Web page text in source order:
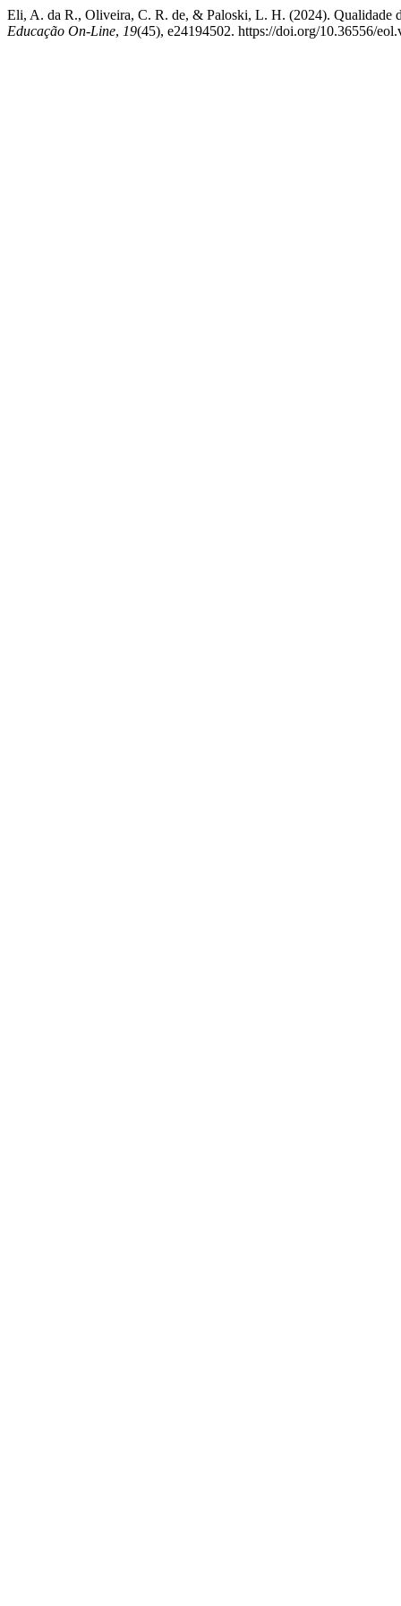
Eli, A. da R., Oliveira, C. R. de, & Paloski, L. H. (2024). Qualidade
Educação On-Line, 19(45), e24194502. https://doi.org/10.36556/